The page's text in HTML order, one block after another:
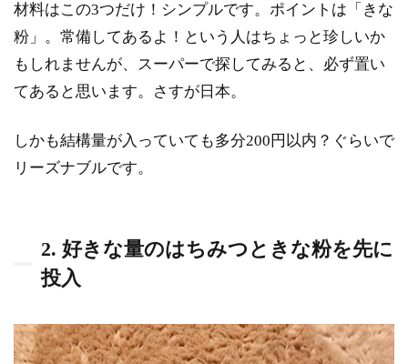
4. 一分
ずつ×2
回、レ
あった
膜がで
い
め
1
Japanese
House –
材料はこの3つだけ！シンプルです。ポイントは「きな
粉」。常備してあるよ！という人はちょっと珍しいか
もしれませんが、スーパーで探してみると、必ず置い
てあると思います。さすが日本。
しかも結構量が入っていても多分200円以内？ぐらいで
リーズナブルです。
2. 好きな量のはちみつときな粉を先に
投入